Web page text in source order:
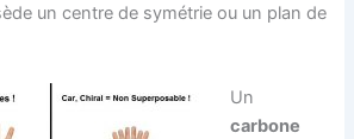
un centre de symétrie ou un plan de
Un
carbone